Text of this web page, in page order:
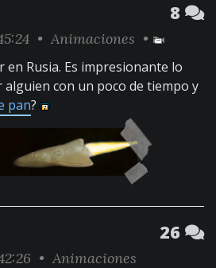
8
• Animaciones •
Rusia. Es impresionante lo
alguien con un poco de tiempo y
pan?
26
• Animaciones